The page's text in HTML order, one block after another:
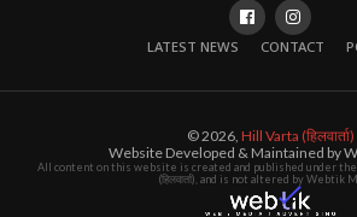
LATEST NEWS CONTACT
© 2026, Hill Varta (हिलवार्ता)
Website Developed & Maintained by
All content on this website is created and published under
(हिलवार्ता), and is not altered by Webtik